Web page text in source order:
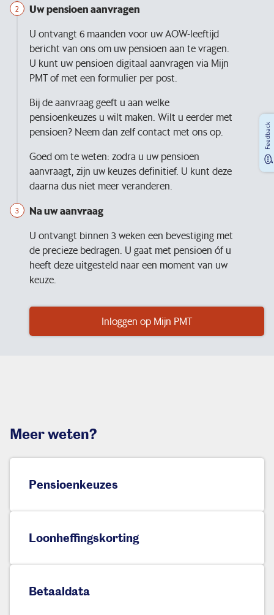
Uw pensioen aanvragen
U ontvangt 6 maanden voor uw AOW-leeftijd
bericht van ons om uw pensioen aan te vragen.
U kunt uw pensioen digitaal aanvragen via Mijn
PMT of met een formulier per post.
Bij de aanvraag geeft u aan welke
pensioenkeuzes u wilt maken. Wilt u eerder met
pensioen? Neem dan zelf contact met ons op.
Goed om te weten: zodra u uw pensioen
aanvraagt, zijn uw keuzes definitief. U kunt deze
daarna dus niet meer veranderen.
Na uw aanvraag
U ontvangt binnen 3 weken een bevestiging met
de precieze bedragen. U gaat met pensioen óf u
heeft deze uitgesteld naar een moment van uw
keuze.
Inloggen op Mijn PMT
Meer weten?
Pensioenkeuzes
Loonheffingskorting
Betaaldata
Feedback